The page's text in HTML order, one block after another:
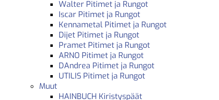
Walter Pitimet ja Rungot
Iscar Pitimet ja Rungot
Kennametal Pitimet ja Rungot
Dijet Pitimet ja Rungot
Pramet Pitimet ja Rungot
ARNO Pitimet ja Rungot
DAndrea Pitimet ja Rungot
UTILIS Pitimet ja Rungot
Muut
HAINBUCH Kiristyspäät